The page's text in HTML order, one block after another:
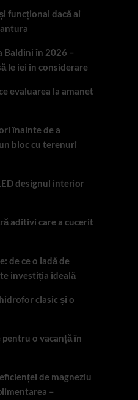
funcțional dacă ai
Baldini în 2026 –
le iei în considerare
evaluarea la amanet
înainte de a
bloc cu terenuri
designul interior
aditivi care a cucerit
de ce o ladă de
investiția ideală
clasic și o
pentru o vacanță în
de magneziu
–